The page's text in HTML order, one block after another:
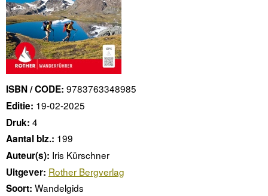
ISBN / CODE: 9783763348985
Editie: 19-02-2025
Druk: 4
Aantal blz.: 199
Auteur(s): Iris Kürschner
Uitgever: Rother Bergverlag
Soort: Wandelgids